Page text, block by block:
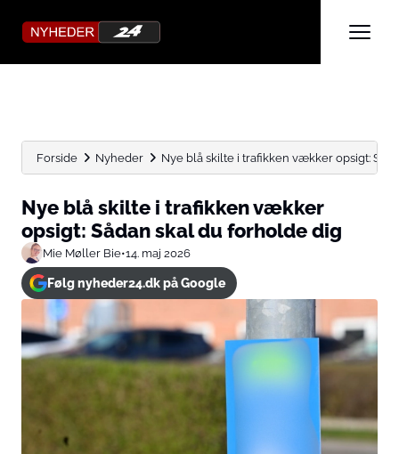
Forside Nyheder Nye blå skilte i trafikken vækker opsigt:
Nye blå skilte i trafikken vækker
opsigt: Sådan skal du forholde dig
Mie Møller Bie•14. maj 2026
Følg nyheder24.dk på Google